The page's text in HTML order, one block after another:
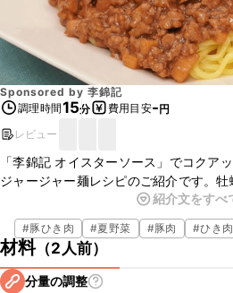
Sponsored by 李錦記
調理時間15分 費用目安-円
レビュー
「李錦記 オイスターソース」でコクア
ジャージャー麺レシピのご紹介です。
錦記 オイスターソース」を使うことで
めに刻んだタケノコの食感もアクセン
ですよ。ランチや夕飯にぴったりですの
紹介文をすべ
#豚ひき肉 #夏野菜 #豚肉 #ひき肉
材料（2人前）
分量の調整